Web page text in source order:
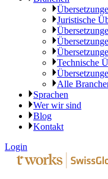
Juristische
Technische
Alle
Sprachen
Wer wir sind
Blog
Kontakt
Login